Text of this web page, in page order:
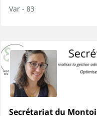
Var - 83
Secrétariat du